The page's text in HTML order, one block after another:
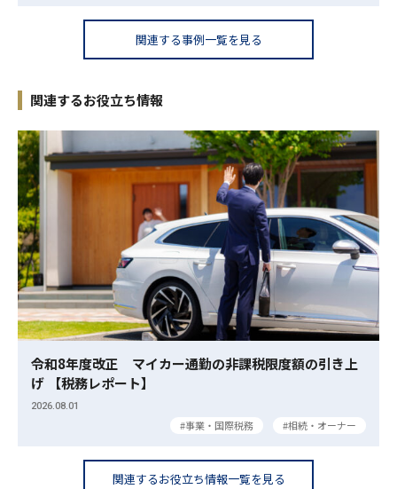
関連する事例一覧を見る
関連するお役立ち情報
令和8年度改正 マイカー通勤の非課税限度額の引き上
げ 【税務レポート】
2026.08.01
事業・国際税務 相続・オーナー
関連するお役立ち情報一覧を見る